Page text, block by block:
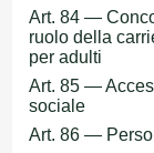
Art. 84 —
ruolo della
per adulti
Art. 85 —
sociale
Art. 86 —